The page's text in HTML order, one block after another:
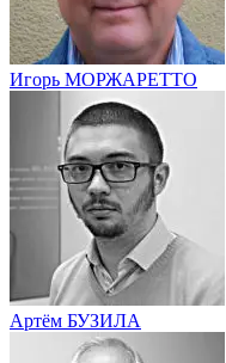
Игорь МОРЖАРЕТТО
Артём БУЗИЛА